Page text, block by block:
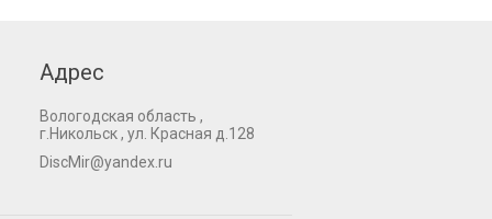
Адрес
Вологодская область ,
г.Никольск , ул. Красная д.128
DiscMir@yandex.ru